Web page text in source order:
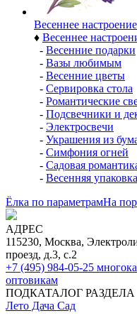
Весеннее настроение
♦ Весеннее
- Весенние подарки
- Вазы любимым
- Весенние цветы
- Сервировка стола
- Романтические
- Подсвечники и
- Электросвечи
- Украшения из
- Симфония огней
- Садовая
- Весенняя упаковка
Ёлка по параметрамНа
АДРЕС
115230, Москва,
проезд, д.3, с.2
+7 (495) 984-05-25
оптовикам
ПОДКАТАЛОГ РАЗДЕЛА
Лето Дача Сад